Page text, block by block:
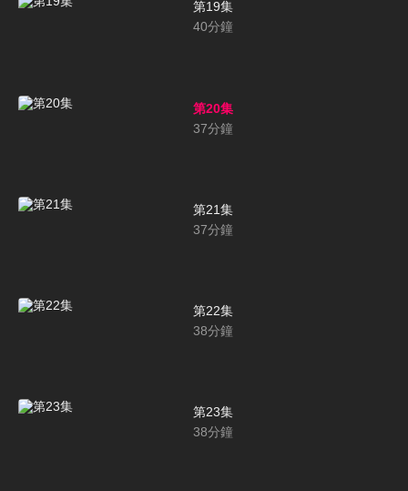
第19集
40分鐘
第20集
37分鐘
第21集
37分鐘
第22集
38分鐘
第23集
38分鐘